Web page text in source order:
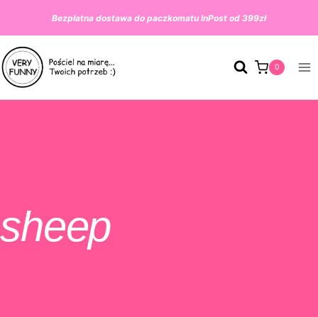
treści
Bezpłatna dostawa do paczkomatu InPost od 399zł
0
sheep